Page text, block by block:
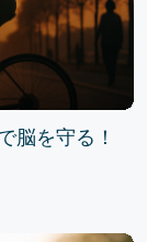
脳を守る！